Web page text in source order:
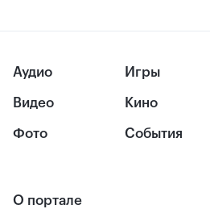
Аудио
Видео
Фото
Игры
Кино
События
О портале